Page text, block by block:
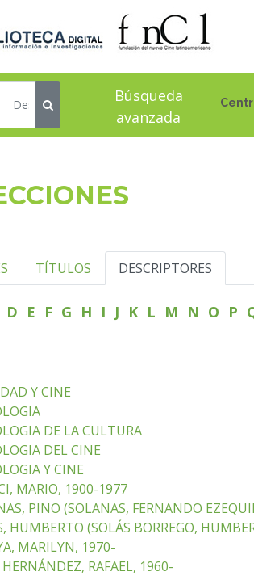
Búsqueda
avanzada
TÍTULOS DESCRIPTORES
D E F G H I J K L M N O P
Y CINE
DE LA CULTURA
DEL CINE
Y CINE
MARIO, 1900-1977
PINO (SOLANAS, FERNANDO
HUMBERTO (SOLÁS BORREGO,
MARILYN, 1970-
RAFAEL, 1960-